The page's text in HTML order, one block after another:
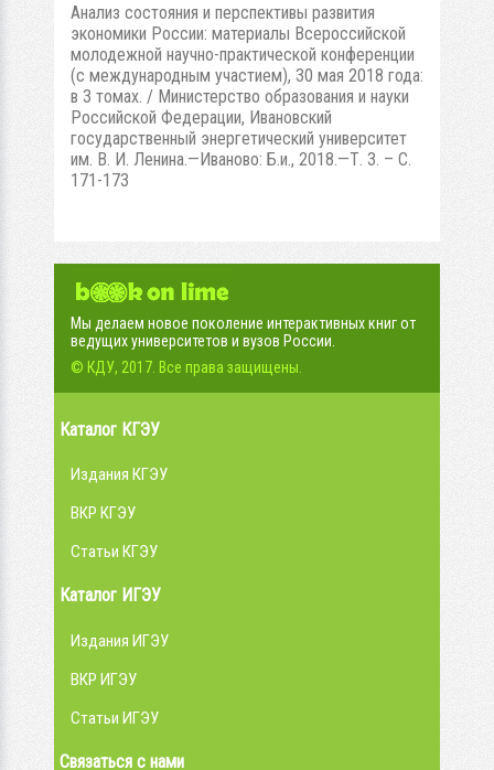
Анализ состояния и перспективы развития
экономики России: материалы Всероссийской
молодежной научно-практической конференции
(с международным участием), 30 мая 2018 года:
в 3 томах. / Министерство образования и науки
Российской Федерации, Ивановский
государственный энергетический университет
им. В. И. Ленина.—Иваново: Б.и., 2018.—Т. 3. – С.
171-173
Мы делаем новое поколение интерактивных книг от
ведущих университетов и вузов России.
© КДУ, 2017. Все права защищены.
Каталог КГЭУ
Издания КГЭУ
ВКР КГЭУ
Статьи КГЭУ
Каталог ИГЭУ
Издания ИГЭУ
ВКР ИГЭУ
Статьи ИГЭУ
Связаться с нами